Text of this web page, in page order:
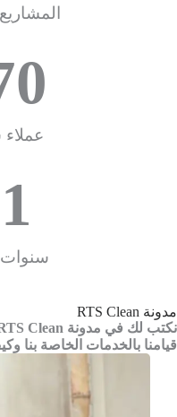
سنوات
مدونة RTS Clean
قيامنا بالخدمات الخاصة بنا